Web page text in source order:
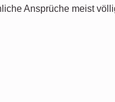
Ansprüche meist